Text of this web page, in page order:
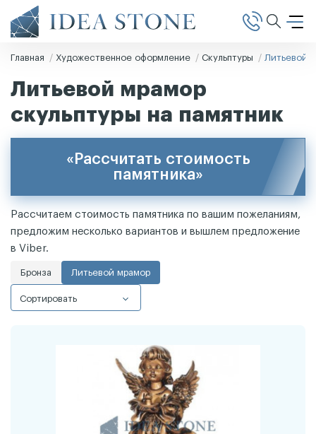
Главная Художественное оформление Скульптуры Литьевой
Литьевой мрамор
скульптуры на памятник
«Рассчитать стоимость
памятника»
Рассчитаем стоимость памятника по вашим пожеланиям,
предложим несколько вариантов и вышлем предложение
в Viber.
Бронза Литьевой мрамор
Сортировать